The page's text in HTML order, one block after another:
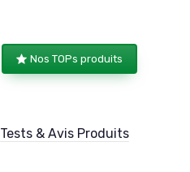
Nos TOPs produits
Tests & Avis Produits